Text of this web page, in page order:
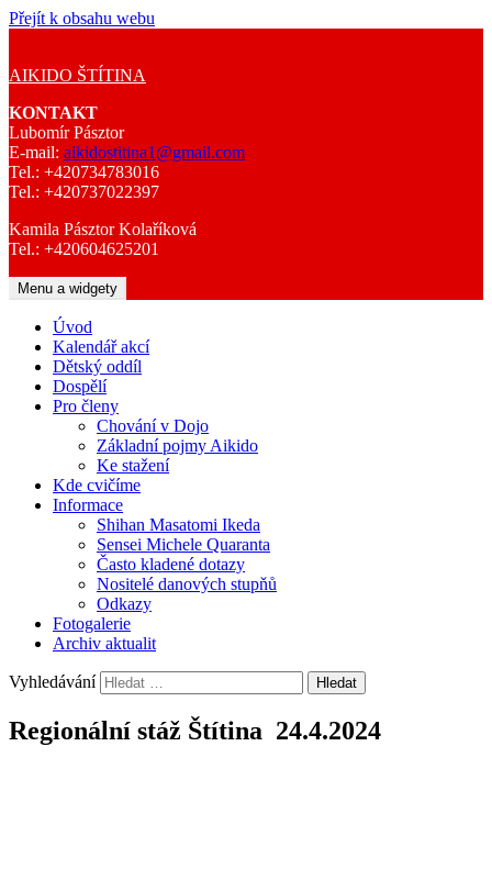
Přejít k obsahu webu
AIKIDO ŠTÍTINA
KONTAKT
Lubomír Pásztor
E-mail: aikidostitina1@gmail.com
Tel.: +420734783016
Tel.: +420737022397
Kamila Pásztor Kolaříková
Tel.: +420604625201
Menu a widgety
Úvod
Kalendář akcí
Dětský oddíl
Dospělí
Pro členy
Chování v Dojo
Základní pojmy Aikido
Ke stažení
Kde cvičíme
Informace
Shihan Masatomi Ikeda
Sensei Michele Quaranta
Často kladené dotazy
Nositelé danových stupňů
Odkazy
Fotogalerie
Archiv aktualit
Vyhledávání
Regionální stáž Štítina 24.4.2024